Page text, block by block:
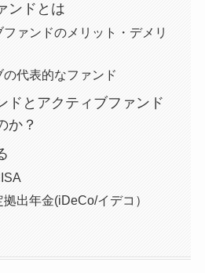
ンドとは
ファンドのメリット・デメリ
の代表的なファンド
ドとアクティブファンド
か？
出年金(iDeCo/イデコ）